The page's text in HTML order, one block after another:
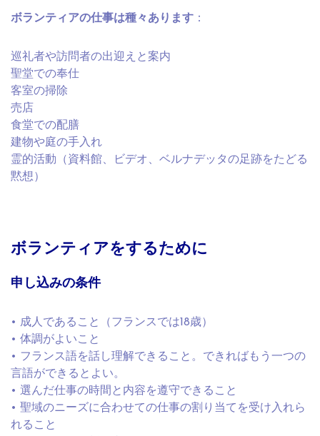
ボランティアの仕事は種々あります ：
巡礼者や訪問者の出迎えと案内
聖堂での奉仕
客室の掃除
売店
食堂での配膳
建物や庭の手入れ
霊的活動（資料館、ビデオ、ベルナデッタの足跡をたどる
黙想）
ボランティアをするために
申し込みの条件
• 成人であること（フランスでは18歳）
• 体調がよいこと
• フランス語を話し理解できること。できればもう一つの
言語ができるとよい。
• 選んだ仕事の時間と内容を遵守できること
• 聖域のニーズに合わせての仕事の割り当てを受け入れら
れること